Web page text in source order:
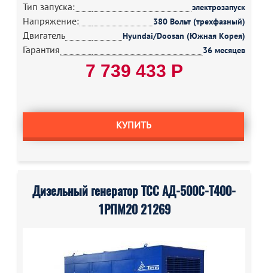
Тип запуска: электрозапуск
Напряжение: 380 Вольт (трехфазный)
Двигатель Hyundai/Doosan (Южная Корея)
Гарантия 36 месяцев
7 739 433 Р
КУПИТЬ
Дизельный генератор ТСС АД-500С-Т400-
1РПМ20 21269